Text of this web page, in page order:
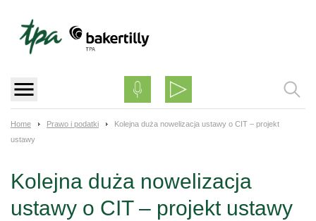
content
Home Prawo i podatki
Kolejna duża nowelizacja ustawy o CIT – projekt
ustawy
Kolejna duża nowelizacja
ustawy o CIT – projekt ustawy